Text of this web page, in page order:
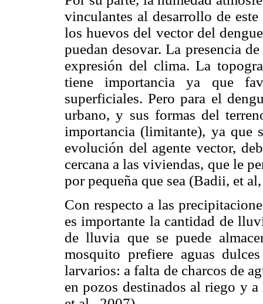
vinculantes al desarrollo de
los huevos del vector del
puedan desovar. La presencia
expresión del clima. La
tiene importancia ya que
superficiales. Pero para el
urbano, y sus formas del
importancia (limitante), ya que
evolución del agente vector,
cercana a las viviendas, que le
por pequeña que sea (Badii, et
Con respecto a las
es importante la cantidad de
de lluvia que se puede
mosquito prefiere aguas
larvarios: a falta de charcos de
en pozos destinados al riego y